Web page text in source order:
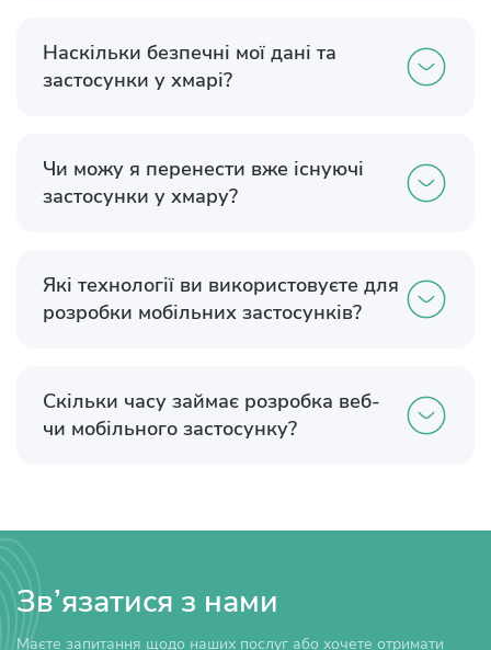
Наскільки безпечні мої дані та
застосунки у хмарі?
Чи можу я перенести вже існуючі
застосунки у хмару?
Які технології ви використовуєте для
розробки мобільних застосунків?
Скільки часу займає розробка веб-
чи мобільного застосунку?
Зв’язатися з нами
Маєте запитання щодо наших послуг або хочете отримати